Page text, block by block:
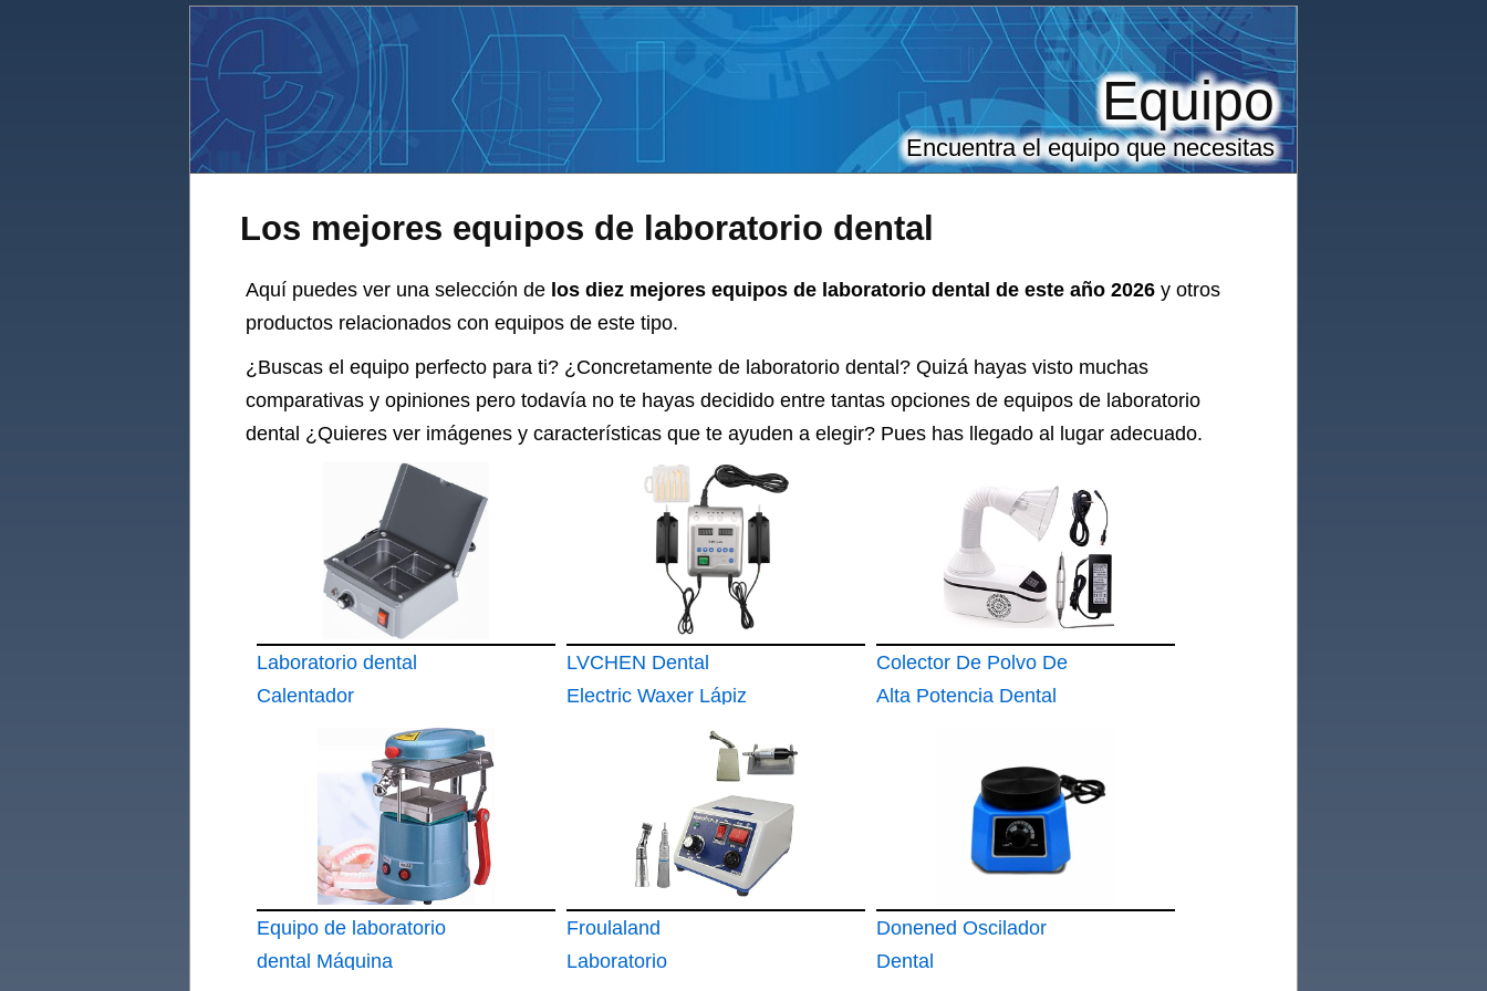
Los mejores equipos de laboratorio dental
Equipo
Encuentra el equipo que necesitas
Aquí puedes ver una selección de los diez mejores equipos de laboratorio dental de este año 2026 y otros
productos relacionados con equipos de este tipo.
¿Buscas el equipo perfecto para ti? ¿Concretamente de laboratorio dental? Quizá hayas visto muchas
comparativas y opiniones pero todavía no te hayas decidido entre tantas opciones de equipos de laboratorio
dental ¿Quieres ver imágenes y características que te ayuden a elegir? Pues has llegado al lugar adecuado.
Laboratorio dental
Calentador
LVCHEN Dental
Electric Waxer Lápiz
de talla de cera SJK
Colector De Polvo De
Alta Potencia Dental
Equipo de laboratorio
dental Máquina
Froulaland
Laboratorio
Donened Oscilador
Dental